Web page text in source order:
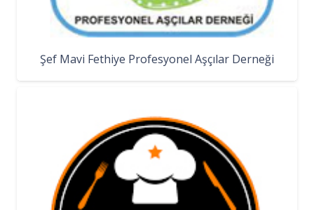
Şef Mavi Fethiye Profesyonel Aşçılar Derneği